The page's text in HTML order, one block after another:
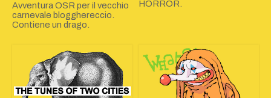
Avventura OSR per il vecchio
carnevale blogghereccio.
Contiene un drago.
HORROR.